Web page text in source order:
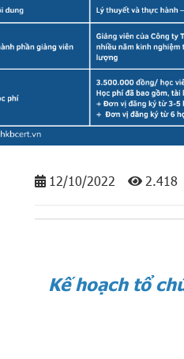
12/10/2022 2.418
Kế hoạch tổ